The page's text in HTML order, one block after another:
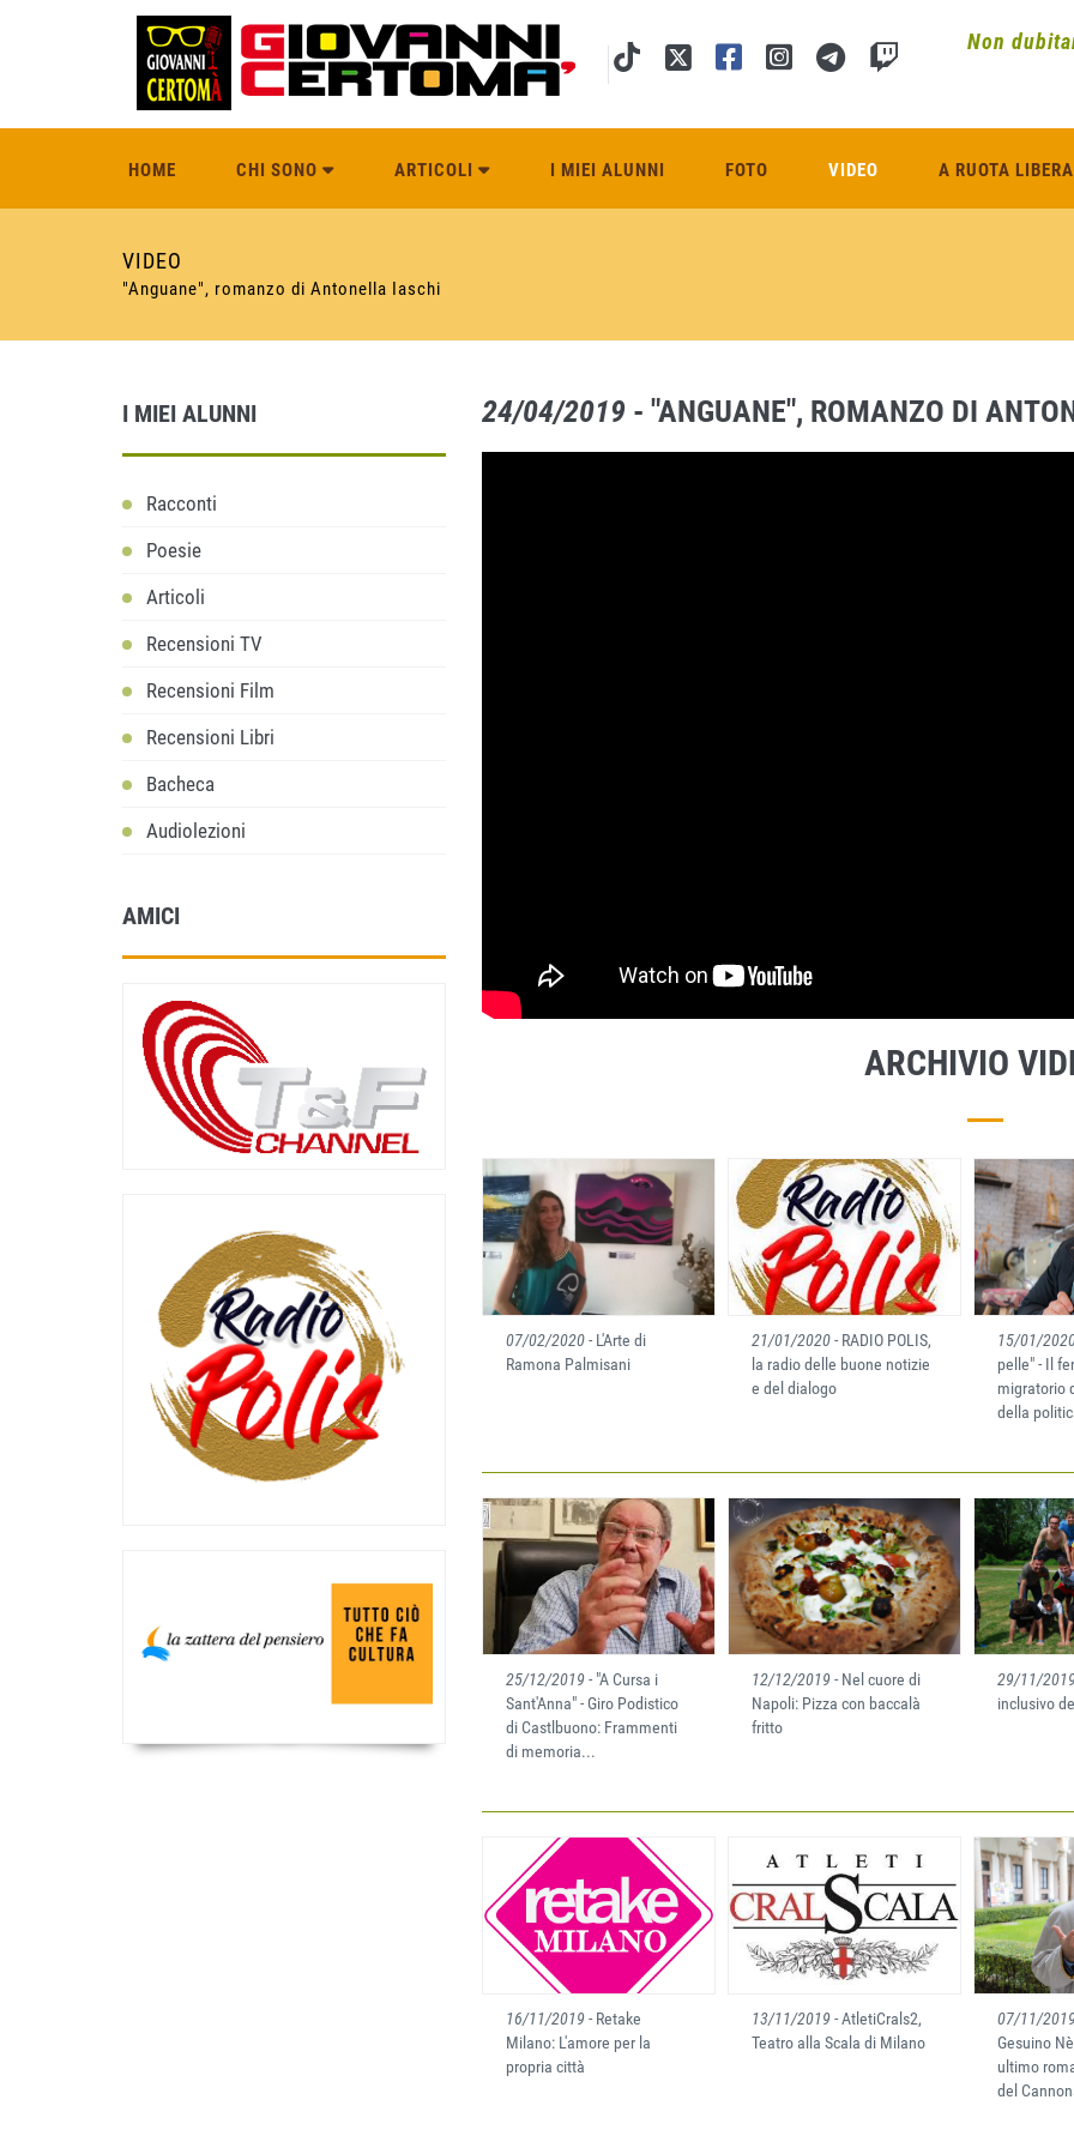
Non
HOME CHI SONO ARTICOLI I MIEI ALUNNI FOTO VIDEO A RUOTA LIBERA
VIDEO
"Anguane", romanzo di Antonella Iaschi
I MIEI ALUNNI
Racconti
Poesie
Articoli
Recensioni TV
Recensioni Film
Recensioni Libri
Bacheca
Audiolezioni
AMICI
24/04/2019 - "ANGUANE", ROMANZO DI
ARCHIVIO
07/02/2020- L'Arte di
Ramona Palmisani
21/01/2020- RADIO POLIS,
la radio delle buone notizie
e del dialogo
15/01/
pelle" - Il
migratorio
della
25/12/2019- "A Cursa i
Sant'Anna" - Giro Podistico
di Castlbuono: Frammenti
di memoria...
12/12/2019- Nel cuore di
Napoli: Pizza con baccalà
fritto
29/11/
inclusivo
16/11/2019- Retake
Milano: L'amore per la
propria città
13/11/2019- AtletiCrals2,
Teatro alla Scala di Milano
07/11/
Gesuino
ultimo
del